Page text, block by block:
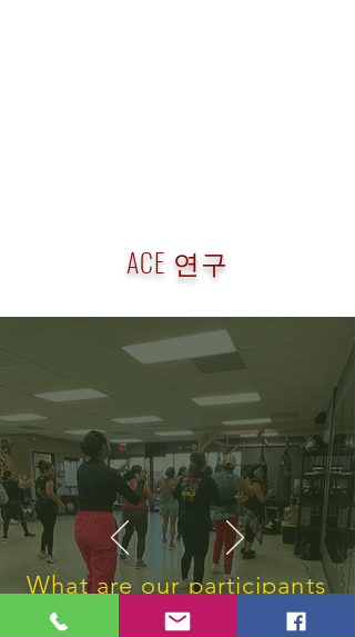
ACE 연구
What are our participants
say